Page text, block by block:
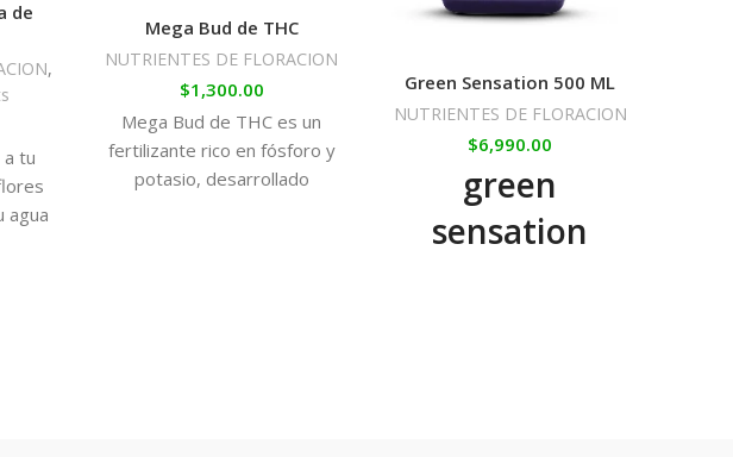
de
,
a tu
agua
Mega Bud de THC
NUTRIENTES DE FLORACION
$1,300.00
Mega Bud de THC es un
fertilizante rico en fósforo y
potasio, desarrollado
Green Sensation 500 ML
NUTRIENTES DE FLORACION
$6,990.00
green
sensation